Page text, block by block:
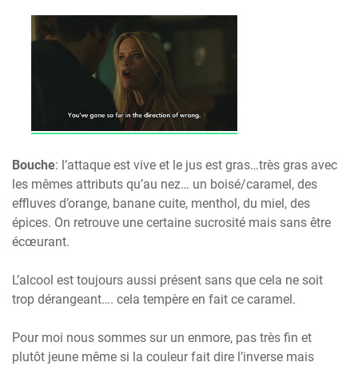
Bouche: l’attaque est vive et le jus est gras…très gras avec
les mêmes attributs qu’au nez… un boisé/caramel, des
effluves d’orange, banane cuite, menthol, du miel, des
épices. On retrouve une certaine sucrosité mais sans être
écœurant.
L’alcool est toujours aussi présent sans que cela ne soit
trop dérangeant…. cela tempère en fait ce caramel.
Pour moi nous sommes sur un enmore, pas très fin et
plutôt jeune même si la couleur fait dire l’inverse mais